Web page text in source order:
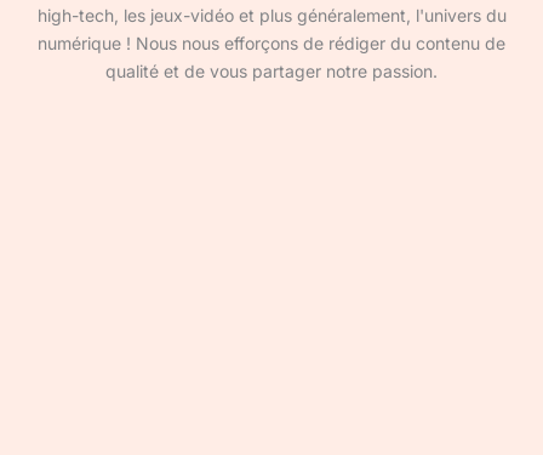
high-tech, les jeux-vidéo et plus généralement, l'univers du
numérique ! Nous nous efforçons de rédiger du contenu de
qualité et de vous partager notre passion.